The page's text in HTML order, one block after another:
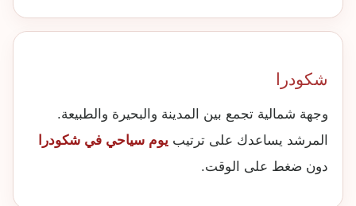
شكودرا
وجهة شمالية تجمع بين المدينة والبحيرة والطبيعة.
المرشد يساعدك على ترتيب يوم سياحي في شكودرا
دون ضغط على الوقت.